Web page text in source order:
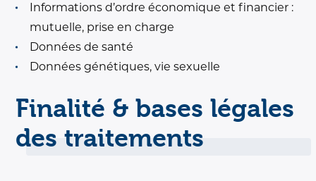
Informations d’ordre économique et financier :
mutuelle, prise en charge
Données de santé
Données génétiques, vie sexuelle
Finalité & bases légales
des traitements